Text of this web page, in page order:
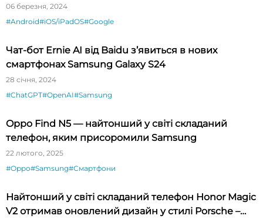
06 березня, 2024
#Android#iOS/iPadOS#Google
Чат-бот Ernie AI від Baidu з’явиться в нових
смартфонах Samsung Galaxy S24
28 січня, 2024
#ChatGPT#OpenAI#Samsung
Oppo Find N5 — найтонший у світі складаний
телефон, яким присоромили Samsung
22 лютого, 2025
#Oppo#Samsung#Смартфони
Найтонший у світі складаний телефон Honor Magic
V2 отримав оновлений дизайн у стилі Porsche –